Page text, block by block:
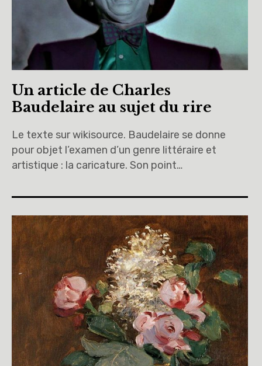
Un article de Charles
Baudelaire au sujet du rire
Le texte sur wikisource. Baudelaire se donne
pour objet l’examen d’un genre littéraire et
artistique : la caricature. Son point…